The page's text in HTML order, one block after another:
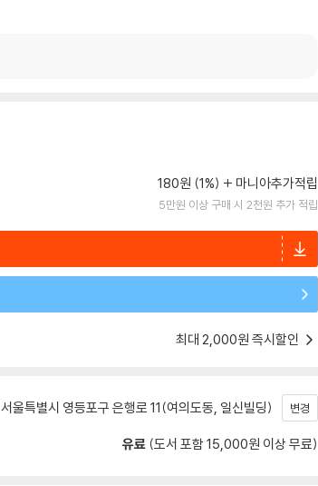
180원 (1%) 마니아추가적립
5만원 이상 구매 시 2천원 추가 적립
최대 2,000원 즉시할인
서울특별시 영등포구 은행로 11(여의도동, 일신빌딩) 변경
유료 (도서 포함 15,000원 이상 무료)